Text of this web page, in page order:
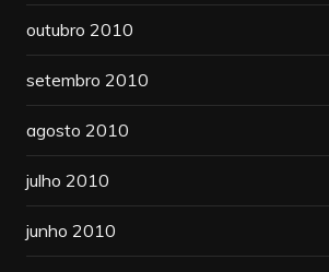
outubro 2010
setembro 2010
agosto 2010
julho 2010
junho 2010